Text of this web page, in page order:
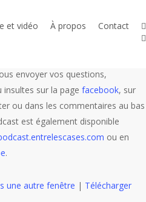
et vidéo À propos Contact
son mal de poignet et Olivier
envoyer vos questions,
sur la page facebook, sur
ou dans les commentaires au bas
est également disponible
ou en
.
une autre fenêtre | Télécharger